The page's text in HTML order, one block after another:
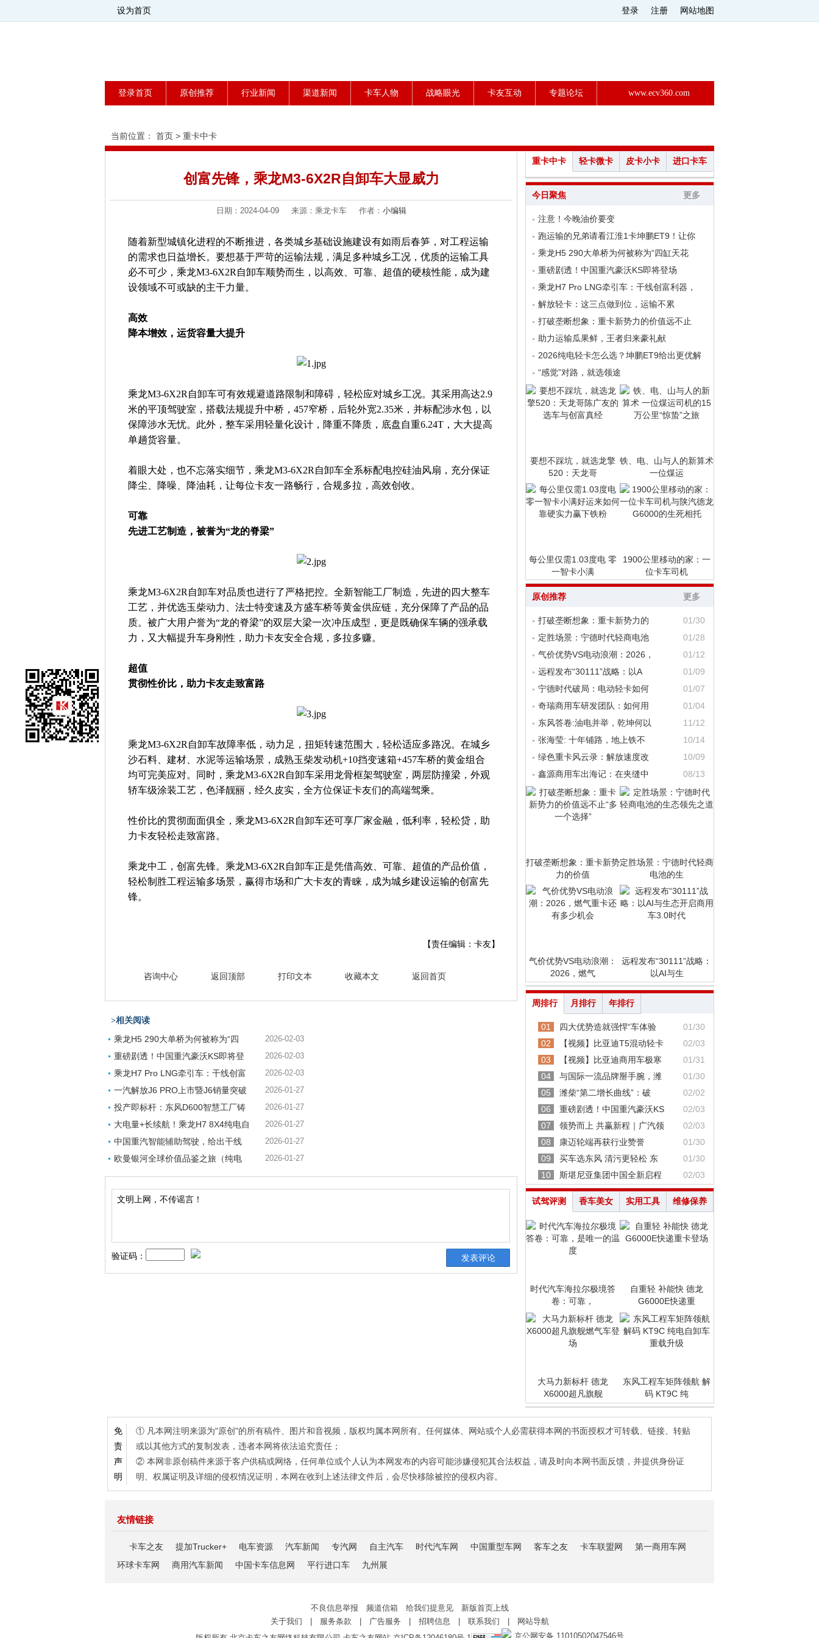
设为首页 登录 注册 网站地图
登录首页 原创推荐 行业新闻 渠道新闻 卡车人物 战略眼光 卡友互动 专题论坛 www.ecv360.com
当前位置： 首页 > 重卡中卡
创富先锋，乘龙M3-6X2R自卸车大显威力
日期：2024-04-09 来源：乘龙卡车 作者： 小编辑
随着新型城镇化进程的不断推进，各类城乡基础设施建设有如雨后春笋，对工程运输
的需求也日益增长。要想基于严苛的运输法规，满足多种城乡工况，优质的运输工具
必不可少，乘龙M3-6X2R自卸车顺势而生，以高效、可靠、超值的硬核性能，成为建
设领域不可或缺的主干力量。
高效
降本增效，运货容量大提升
乘龙M3-6X2R自卸车可有效规避道路限制和障碍，轻松应对城乡工况。其采用高达2.9
米的平顶驾驶室，搭载法规提升中桥，457窄桥，后轮外宽2.35米，并标配涉水包，以
保障涉水无忧。此外，整车采用轻量化设计，降重不降质，底盘自重6.24T，大大提高
单趟货容量。
着眼大处，也不忘落实细节，乘龙M3-6X2R自卸车全系标配电控硅油风扇，充分保证
降尘、降噪、降油耗，让每位卡友一路畅行，合规多拉，高效创收。
可靠
先进工艺制造，被誉为“龙的脊梁”
乘龙M3-6X2R自卸车对品质也进行了严格把控。全新智能工厂制造，先进的四大整车
工艺，并优选玉柴动力、法士特变速及方盛车桥等黄金供应链，充分保障了产品的品
质。被广大用户誉为“龙的脊梁”的双层大梁一次冲压成型，更是既确保车辆的强承载
力，又大幅提升车身刚性，助力卡友安全合规，多拉多赚。
超值
贯彻性价比，助力卡友走致富路
乘龙M3-6X2R自卸车故障率低，动力足，扭矩转速范围大，轻松适应多路况。在城乡
沙石料、建材、水泥等运输场景，成熟玉柴发动机+10挡变速箱+457车桥的黄金组合
均可完美应对。同时，乘龙M3-6X2R自卸车采用龙骨框架驾驶室，两层防撞梁，外观
轿车级涂装工艺，色泽靓丽，经久皮实，全方位保证卡友们的高端驾乘。
性价比的贯彻面面俱全，乘龙M3-6X2R自卸车还可享厂家金融，低利率，轻松贷，助
力卡友轻松走致富路。
乘龙中工，创富先锋。乘龙M3-6X2R自卸车正是凭借高效、可靠、超值的产品价值，
轻松制胜工程运输多场景，赢得市场和广大卡友的青睐，成为城乡建设运输的创富先
锋。
【责任编辑：卡友】
咨询中心 返回顶部 打印文本 收藏本文 返回首页
>相关阅读
乘龙H5 290大单桥为何被称为“四 2026-02-03
重磅剧透！中国重汽豪沃KS即将登 2026-02-03
乘龙H7 Pro LNG牵引车：干线创富 2026-02-03
一汽解放J6 PRO上市暨J6销量突破 2026-01-27
投产即标杆：东风D600智慧工厂铸 2026-01-27
大电量+长续航！乘龙H7 8X4纯电自 2026-01-27
中国重汽智能辅助驾驶，给出干线 2026-01-27
欧曼银河全球价值品鉴之旅（纯电 2026-01-27
验证码：
重卡中卡 轻卡微卡 皮卡小卡 进口卡车
今日聚焦 更多
注意！今晚油价要变
跑运输的兄弟请看江淮1卡坤鹏ET9！让你
乘龙H5 290大单桥为何被称为“四缸天花
重磅剧透！中国重汽豪沃KS即将登场
乘龙H7 Pro LNG牵引车：干线创富利器，
解放轻卡：这三点做到位，运输不累
打破垄断想象：重卡新势力的价值远不止
助力运输瓜果鲜，王者归来豪礼献
2026纯电轻卡怎么选？坤鹏ET9给出更优解
“感觉”对路，就选领途
要想不踩坑，就选龙擎
520：天龙哥
铁、电、山与人的新算术
一位煤运
每公里仅需1.03度电 零
一智卡小满
1900公里移动的家：一
位卡车司机
原创推荐 更多
打破垄断想象：重卡新势力的
01/30
定胜场景：宁德时代轻商电池
01/28
气价优势VS电动浪潮：2026，
01/12
远程发布“30111”战略：以A
01/09
宁德时代破局：电动轻卡如何
01/07
奇瑞商用车研发团队：如何用
01/04
东风答卷:油电并举，乾坤何以
11/12
张海莹: 十年铺路，地上铁不
10/14
绿色重卡风云录：解放速度改
10/09
鑫源商用车出海记：在夹缝中
08/13
打破垄断想象：重卡新势
力的价值
定胜场景：宁德时代轻商
电池的生
气价优势VS电动浪潮：
2026，燃气
远程发布“30111”战略：
以AI与生
周排行 月排行 年排行
01 四大优势造就强悍“车体验
01/30
02
【视频】比亚迪T5混动轻卡
02/03
03
【视频】比亚迪商用车极寒
01/31
04
与国际一流品牌掰手腕，潍
01/30
05
潍柴“第二增长曲线”：破
02/02
06
重磅剧透！中国重汽豪沃KS
02/03
07
领势而上 共赢新程｜广汽领
02/03
08
康迈轮端再获行业赞誉
01/30
09
买车选东风 清污更轻松 东
01/30
10
斯堪尼亚集团中国全新启程 02/03
试驾评测 香车美女 实用工具 维修保养
时代汽车海拉尔极境答
卷：可靠，
自重轻 补能快 德龙
G6000E快递重
大马力新标杆 德龙
X6000超凡旗舰
东风工程车矩阵领航 解
码 KT9C 纯
免
责
声
明
① 凡本网注明来源为"原创"的所有稿件、图片和音视频，版权均属本网所有。任何媒体、网站或个人必需获得本网的书面授权才可转载、链接、转贴
或以其他方式的复制发表，违者本网将依法追究责任；
② 本网非原创稿件来源于客户供稿或网络，任何单位或个人认为本网发布的内容可能涉嫌侵犯其合法权益，请及时向本网书面反馈，并提供身份证
明、权属证明及详细的侵权情况证明，本网在收到上述法律文件后，会尽快移除被控的侵权内容。
友情链接
卡车之友 提加Trucker+ 电车资源 汽车新闻 专汽网 自主汽车 时代汽车网 中国重型车网 客车之友 卡车联盟网
第一商用车网
环球卡车网
商用汽车新闻 中国卡车信息网 平行进口车 九州展
不良信息举报 频道信箱 给我们提意见 新版首页上线
关于我们
服务条款 广告服务 招聘信息 联系我们
网站导航
京公网安备 11010502047546号